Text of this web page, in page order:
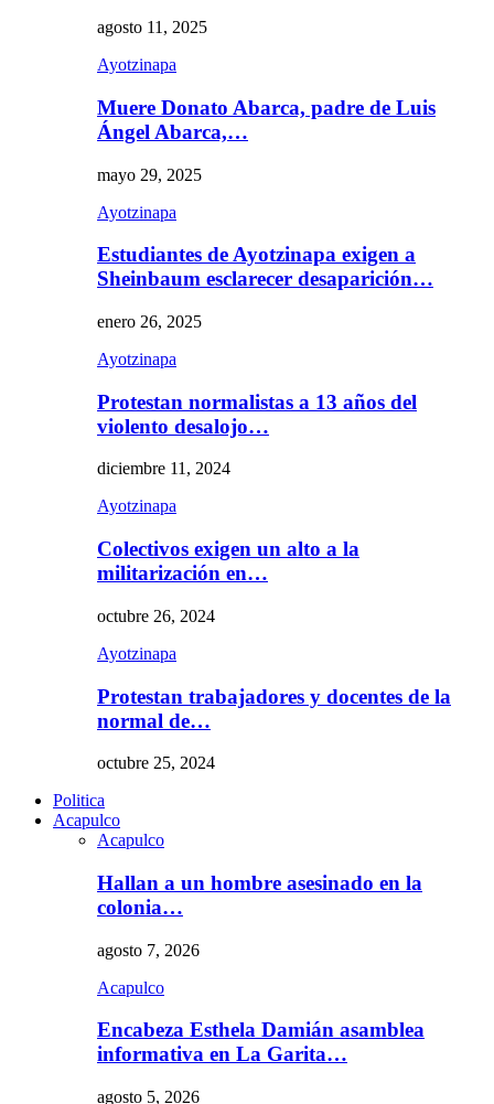
agosto 11, 2025
Ayotzinapa
Muere Donato Abarca, padre de Luis
Ángel Abarca,…
mayo 29, 2025
Ayotzinapa
Estudiantes de Ayotzinapa exigen a
Sheinbaum esclarecer desaparición…
enero 26, 2025
Ayotzinapa
Protestan normalistas a 13 años del
violento desalojo…
diciembre 11, 2024
Ayotzinapa
Colectivos exigen un alto a la
militarización en…
octubre 26, 2024
Ayotzinapa
Protestan trabajadores y docentes de la
normal de…
octubre 25, 2024
Politica
Acapulco
Acapulco
Hallan a un hombre asesinado en la
colonia…
agosto 7, 2026
Acapulco
Encabeza Esthela Damián asamblea
informativa en La Garita…
agosto 5, 2026